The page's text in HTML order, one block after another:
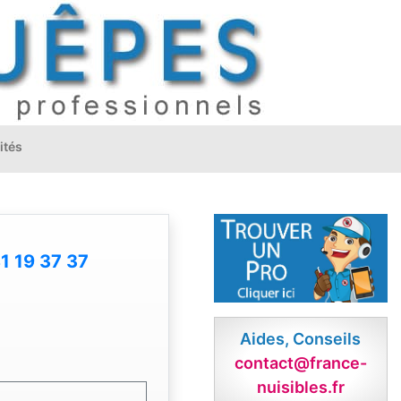
19 37 37
Aides, Conseils
contact@france-
nuisibles.fr